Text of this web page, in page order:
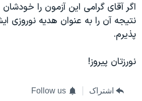
اگر آقای گرامی این آزمون را
نتیجه آن را به عنوان هدیه نوروزی
پذیرم.
نورزتان پیروز!
اشتراک Follow us